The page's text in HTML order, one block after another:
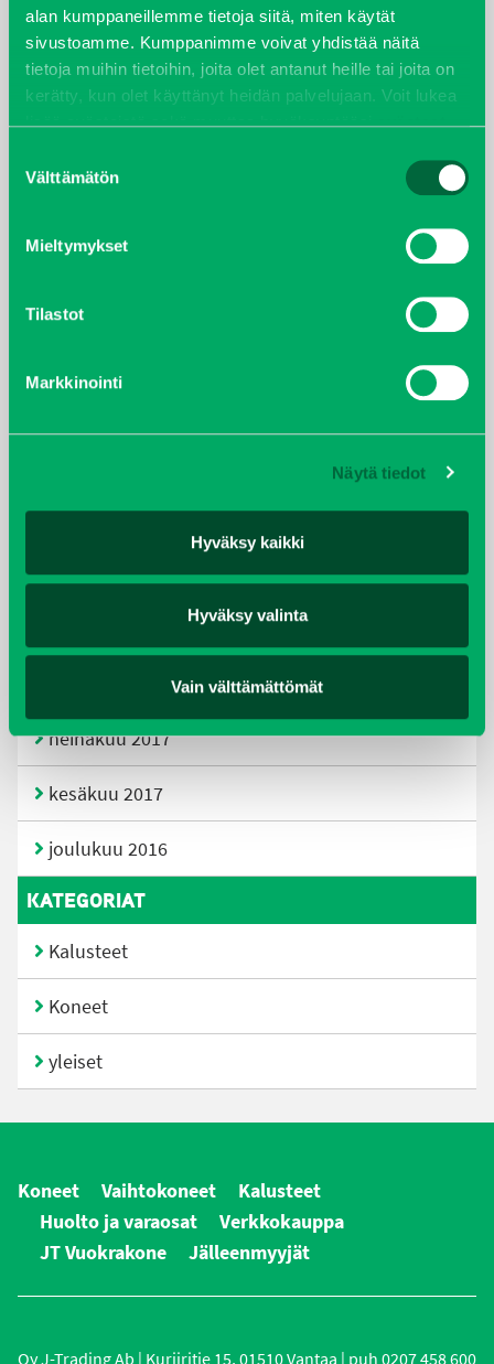
alan kumppaneillemme tietoja siitä, miten käytät
sivustoamme. Kumppanimme voivat yhdistää näitä
tietoja muihin tietoihin, joita olet antanut heille tai joita on
kerätty, kun olet käyttänyt heidän palvelujaan. Voit lukea
lisää evästeistä sekä muuttaa hyväksyntääsievästeet
valinta
Välttämätön
Mieltymykset
Tilastot
Markkinointi
Näytä tiedot
Hyväksy kaikki
Hyväksy valinta
Vain välttämättömät
huhtikuu 2022
helmikuu 2022
joulukuu 2021
lokakuu 2021
kesäkuu 2021
helmikuu 2019
elokuu 2018
heinäkuu 2017
kesäkuu 2017
joulukuu 2016
KATEGORIAT
Kalusteet
Koneet
yleiset
Koneet Vaihtokoneet
Kalusteet
Huolto ja varaosat
Verkkokauppa
JT Vuokrakone
Jälleenmyyjät
Oy J-Trading Ab | Kuriiritie 15, 01510 Vantaa | puh 0207 458 600